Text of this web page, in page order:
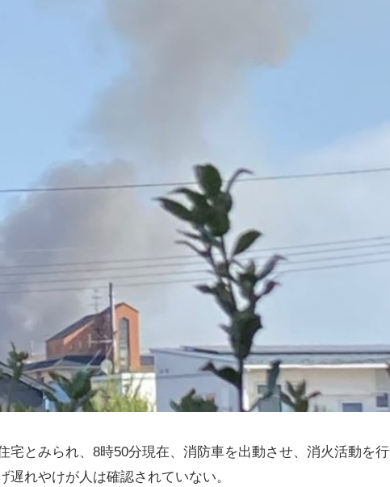
宅とみられ、8時50分現在、消防車を出動させ、消火活動を行
遅れやけが人は確認されていない。